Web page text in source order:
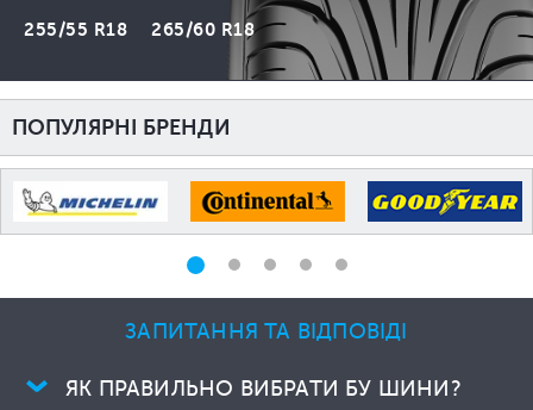
ЗАПИТАННЯ ТА ВІДПОВІДІ
ЯК ПРАВИЛЬНО ВИБРАТИ БУ ШИНИ?
255/55 R18
265/60 R18
ПОПУЛЯРНІ БРЕНДИ